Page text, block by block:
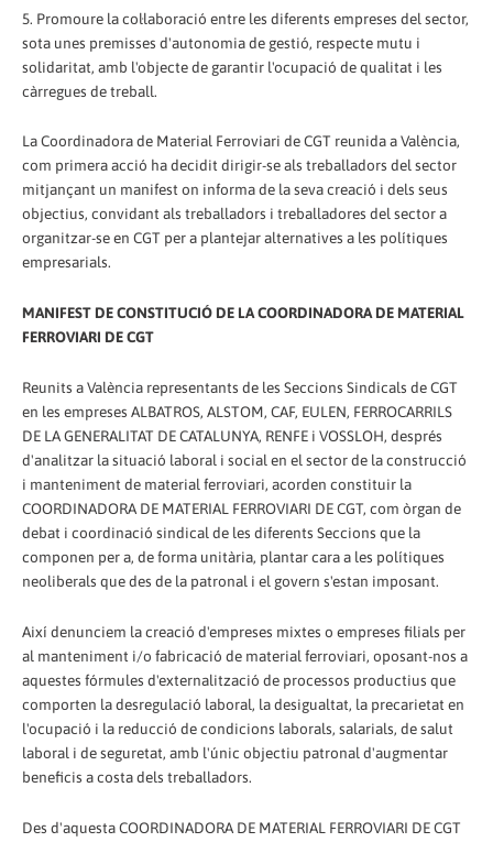
5. Promoure la col·laboració entre les diferents empreses del sector,
sota unes premisses d'autonomia de gestió, respecte mutu i
solidaritat, amb l'objecte de garantir l'ocupació de qualitat i les
càrregues de treball.
La Coordinadora de Material Ferroviari de CGT reunida a València,
com primera acció ha decidit dirigir-se als treballadors del sector
mitjançant un manifest on informa de la seva creació i dels seus
objectius, convidant als treballadors i treballadores del sector a
organitzar-se en CGT per a plantejar alternatives a les polítiques
empresarials.
MANIFEST DE CONSTITUCIÓ DE LA COORDINADORA DE MATERIAL
FERROVIARI DE CGT
Reunits a València representants de les Seccions Sindicals de CGT
en les empreses ALBATROS, ALSTOM, CAF, EULEN, FERROCARRILS
DE LA GENERALITAT DE CATALUNYA, RENFE i VOSSLOH, després
d'analitzar la situació laboral i social en el sector de la construcció
i manteniment de material ferroviari, acorden constituir la
COORDINADORA DE MATERIAL FERROVIARI DE CGT, com òrgan de
debat i coordinació sindical de les diferents Seccions que la
componen per a, de forma unitària, plantar cara a les polítiques
neoliberals que des de la patronal i el govern s'estan imposant.
Així denunciem la creació d'empreses mixtes o empreses filials per
al manteniment i/o fabricació de material ferroviari, oposant-nos a
aquestes fórmules d'externalització de processos productius que
comporten la desregulació laboral, la desigualtat, la precarietat en
l'ocupació i la reducció de condicions laborals, salarials, de salut
laboral i de seguretat, amb l'únic objectiu patronal d'augmentar
beneficis a costa dels treballadors.
Des d'aquesta COORDINADORA DE MATERIAL FERROVIARI DE CGT